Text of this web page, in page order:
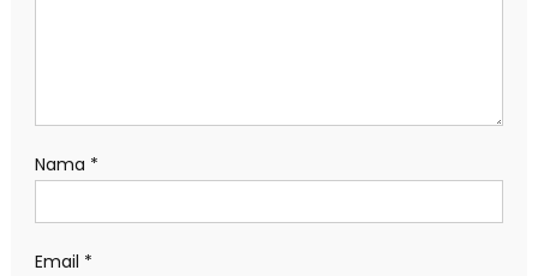
Nama *
Email *